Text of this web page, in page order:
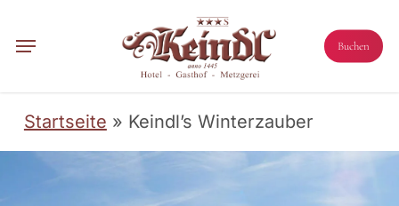
main
Buchen
Menu
Startseite » Keindl’s Winterzauber